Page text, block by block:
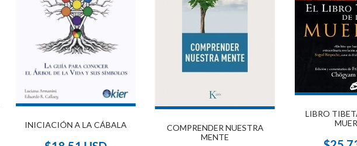
INICIACIÓN A LA CÁBALA
COMPRENDER NUESTRA
MENTE
LIBRO